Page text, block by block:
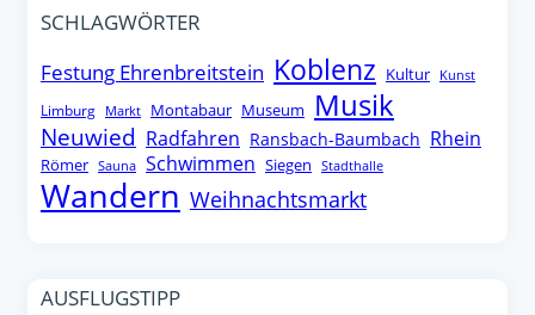
SCHLAGWÖRTER
Festung Ehrenbreitstein Koblenz Kultur Kunst
Limburg Markt Montabaur Museum Musik
Neuwied Radfahren Ransbach-Baumbach Rhein
Römer Sauna Schwimmen Siegen Stadthalle
Wandern Weihnachtsmarkt
AUSFLUGSTIPP